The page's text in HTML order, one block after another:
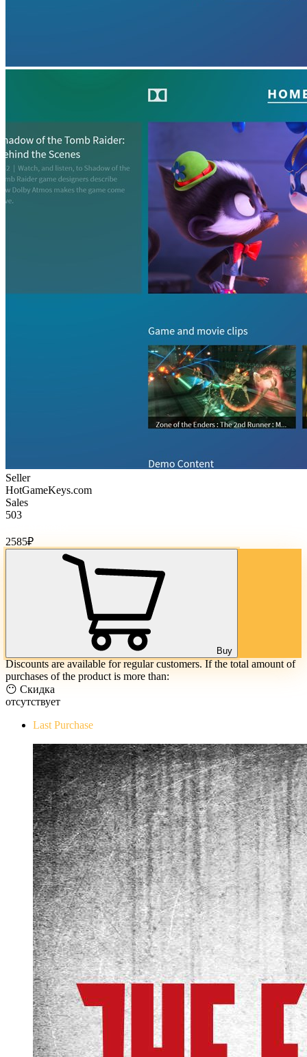
Seller
HotGameKeys.com
Sales
503
2585₽
Buy
Discounts are available for regular customers. If the total amount of
purchases of the product is more than:
😶 Скидка
отсутствует
Last Purchase